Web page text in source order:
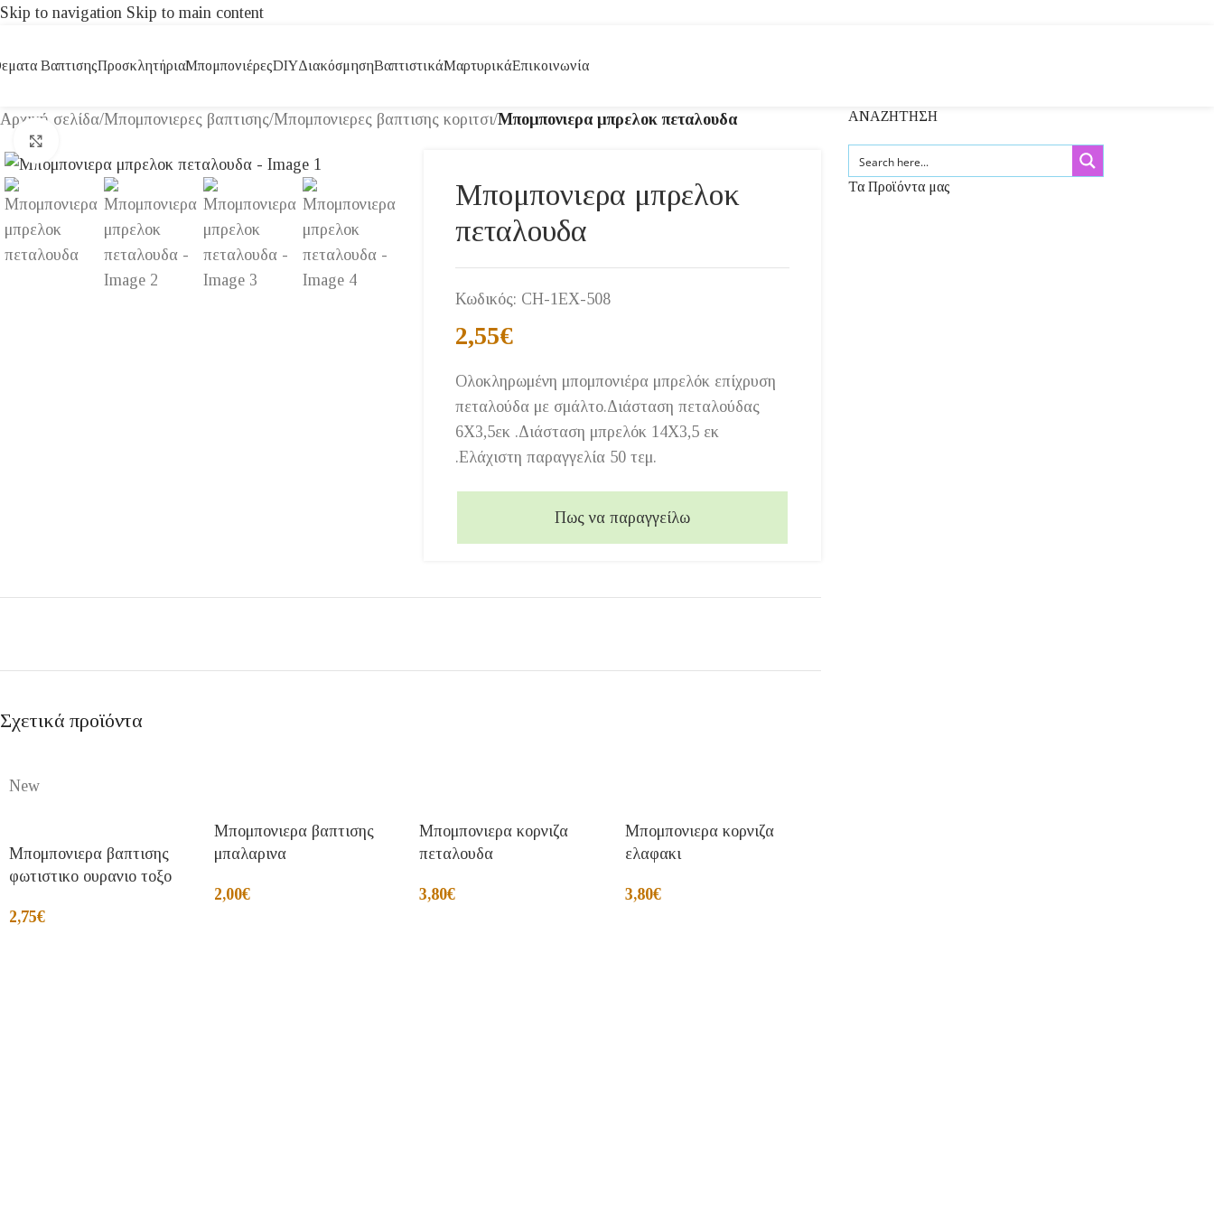
Skip to navigation Skip to main content
ΒαπτισηςΠροσκλητήριαΜπομπονιέρεςDIYΔιακόσμησηΒαπτιστικάΜαρτυρικάΕπικοινωνία
Αρχική σελίδα/Μπομπονιερες βαπτισης/Μπομπονιερες βαπτισης κοριτσι/Μπομπονιερα μπρελοκ πεταλουδα
Μπομπονιερα μπρελοκ
πεταλουδα
Κωδικός: CH-1EX-508
2,55€
Ολοκληρωμένη μπομπονιέρα μπρελόκ επίχρυση
πεταλούδα με σμάλτο.Διάσταση πεταλούδας
6Χ3,5εκ .Διάσταση μπρελόκ 14Χ3,5 εκ
.Ελάχιστη παραγγελία 50 τεμ.
Πως να παραγγείλω
Σχετικά προϊόντα
New
Μπομπονιερα βαπτισης
φωτιστικο ουρανιο τοξο
2,75€
Μπομπονιερα βαπτισης
μπαλαρινα
2,00€
Μπομπονιερα κορνιζα
πεταλουδα
3,80€
Μπομπονιερα κορνιζα
ελαφακι
3,80€
ΑΝΑΖΗΤΗΣΗ
Τα Προϊόντα μας